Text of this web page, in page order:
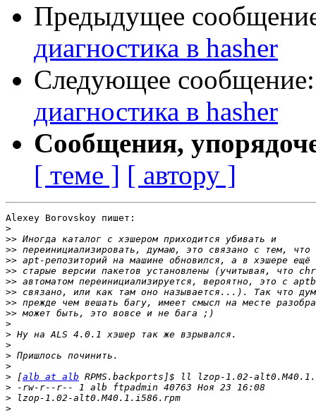
Предыдущее
диагностика в hasher
Следующее
диагностика в hasher
Сообщения,
[ теме ] [ автору ]
Alexey Borovskoy пишет:
>
>>
>>
>>
>>
>>
>>
>>
>>
>
>
>
>
>
> [alb at alb
>
>
>